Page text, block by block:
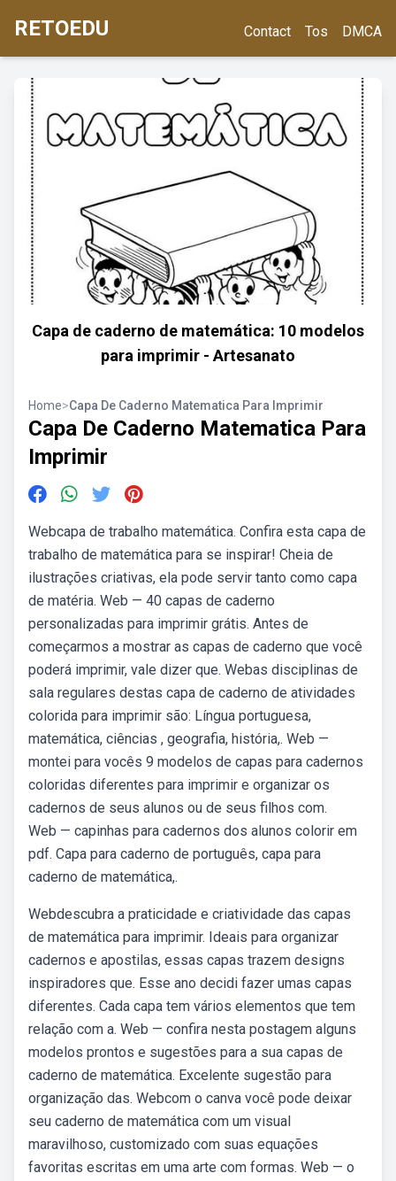
RETOEDU Contact Tos DMCA
Capa de caderno de matemática: 10 modelos
para imprimir - Artesanato
Home>Capa De Caderno Matematica Para Imprimir
Capa De Caderno Matematica Para
Imprimir
Webcapa de trabalho matemática. Confira esta capa de
trabalho de matemática para se inspirar! Cheia de
ilustrações criativas, ela pode servir tanto como capa
de matéria. Web — 40 capas de caderno
personalizadas para imprimir grátis. Antes de
começarmos a mostrar as capas de caderno que você
poderá imprimir, vale dizer que. Webas disciplinas de
sala regulares destas capa de caderno de atividades
colorida para imprimir são: Língua portuguesa,
matemática, ciências , geografia, história,. Web —
montei para vocês 9 modelos de capas para cadernos
coloridas diferentes para imprimir e organizar os
cadernos de seus alunos ou de seus filhos com.
Web — capinhas para cadernos dos alunos colorir em
pdf. Capa para caderno de português, capa para
caderno de matemática,.
Webdescubra a praticidade e criatividade das capas
de matemática para imprimir. Ideais para organizar
cadernos e apostilas, essas capas trazem designs
inspiradores que. Esse ano decidi fazer umas capas
diferentes. Cada capa tem vários elementos que tem
relação com a. Web — confira nesta postagem alguns
modelos prontos e sugestões para a sua capas de
caderno de matemática. Excelente sugestão para
organização das. Webcom o canva você pode deixar
seu caderno de matemática com um visual
maravilhoso, customizado com suas equações
favoritas escritas em uma arte com formas. Web — o